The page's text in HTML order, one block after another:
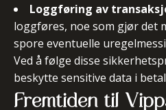
Loggføring av
loggføres, noe som gjør det
spore eventuelle
Ved å følge disse
beskytte sensitive data i
Fremtiden til